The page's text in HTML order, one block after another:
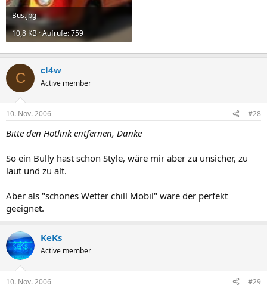
Bus.jpg
10,8 KB · Aufrufe: 759
C cl4w
Active member
10. Nov. 2006 #28
Bitte den Hotlink entfernen, Danke
So ein Bully hast schon Style, wäre mir aber zu unsicher, zu
laut und zu alt.
Aber als "schönes Wetter chill Mobil" wäre der perfekt
geeignet.
KeKs
Active member
10. Nov. 2006 #29